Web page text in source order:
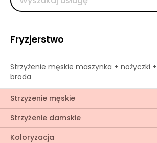
Fryzjerstwo
Strzyżenie męskie maszynka + nożyczki +
broda
Strzyżenie męskie
Strzyżenie damskie
Koloryzacja